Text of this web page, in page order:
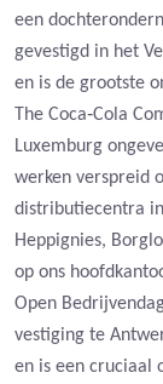
een
gevestigd in het
en is de grootste
The Coca‑Cola
Luxemburg
werken verspreid
distributiecentra
Heppignies,
op ons
Open
vestiging te
en is een cruciaal